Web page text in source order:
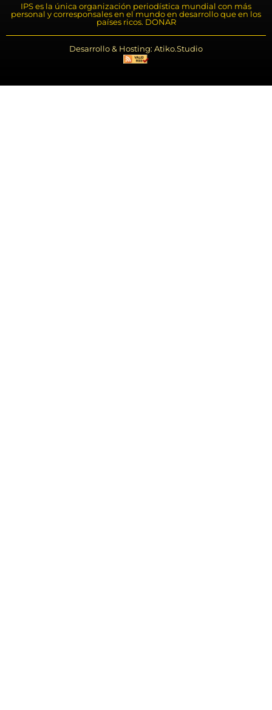
IPS es la única organización periodística mundial con más
personal y corresponsales en el mundo en desarrollo que en los
países ricos. DONAR
Desarrollo & Hosting: Atiko.Studio